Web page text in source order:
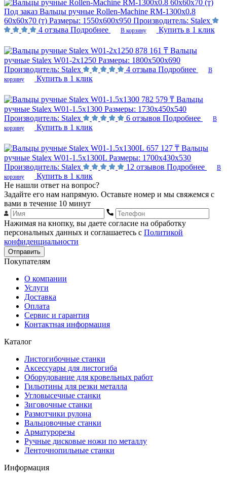
Под заказ Вальцы ручные Rollen-Machine RM-1300х0.8
60х60х70 (т) Размеры: 1550х600х950 Производитель: Stalex
4 отзыва Подробнее В корзину Купить в 1 клик
878 161 ₸ Вальцы
ручные Stalex W01-2х1250 Размеры: 1800х500х690
Производитель: Stalex 4 отзыва Подробнее
В
корзину
Купить в 1 клик
782 579 ₸ Вальцы
ручные Stalex W01-1.5х1300 Размеры: 1730х450х540
Производитель: Stalex 6 отзывов Подробнее
В
корзину
Купить в 1 клик
657 127 ₸ Вальцы
ручные Stalex W01-1.5х1300L Размеры: 1700х430х530
Производитель: Stalex 12 отзывов Подробнее
В
корзину
Купить в 1 клик
Не нашли ответ на вопрос?
Задайте его нам напрямую. Оставьте номер и мы свяжемся с
вами в течение 10 минут
Нажимая на кнопку, вы даете согласие на обработку
персональных данных и соглашаетесь с Политикой
конфиденциальности
Отправить
Покупателям
О компании
Услуги
Доставка
Оплата
Сервис и гарантия
Контактная информация
Каталог
Листогибочные станки
Аксессуары для листогиба
Оборудование для кровельных работ
Гильотины для резки металла
Угловысечные станки
Зиговочные станки
Размотчики рулона
Вальцовочные станки
Арматурорезы
Ручные дисковые ножи по металлу
Ленточнопильные станки
Информация